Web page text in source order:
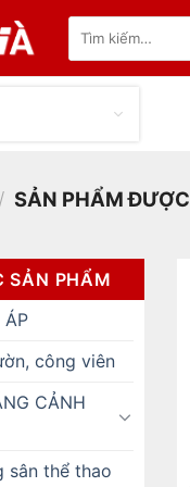
kiếm:
/ SẢN PHẨM
SẢN PHẨM
ÁP
công viên
CẢNH
sân thể thao